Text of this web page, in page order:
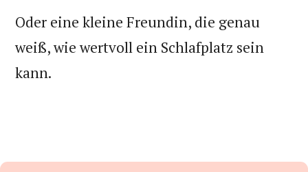
Oder eine kleine Freundin, die genau
weiß, wie wertvoll ein Schlafplatz sein
kann.